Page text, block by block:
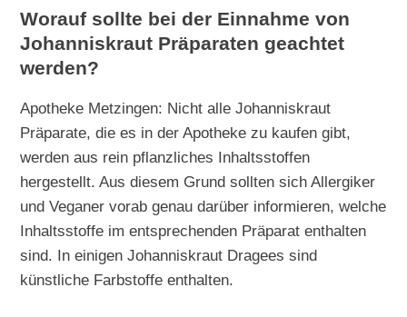
Worauf sollte bei der Einnahme von
Johanniskraut Präparaten geachtet
werden?
Apotheke Metzingen: Nicht alle Johanniskraut
Präparate, die es in der Apotheke zu kaufen gibt,
werden aus rein pflanzliches Inhaltsstoffen
hergestellt. Aus diesem Grund sollten sich Allergiker
und Veganer vorab genau darüber informieren, welche
Inhaltsstoffe im entsprechenden Präparat enthalten
sind. In einigen Johanniskraut Dragees sind
künstliche Farbstoffe enthalten.